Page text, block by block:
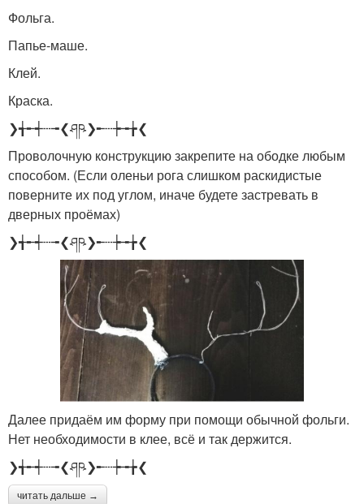
Фольга.
Папье-маше.
Клей.
Краска.
❯╅╾┽┄╼❮ཤཥ❯╾┄┾╼╆❮
Проволочную конструкцию закрепите на ободке любым
способом. (Если оленьи рога слишком раскидистые
поверните их под углом, иначе будете застревать в
дверных проёмах)
❯╅╾┽┄╼❮ཤཥ❯╾┄┾╼╆❮
Далее придаём им форму при помощи обычной фольги.
Нет необходимости в клее, всё и так держится.
❯╅╾┽┄╼❮ཤཥ❯╾┄┾╼╆❮
читать дальше →